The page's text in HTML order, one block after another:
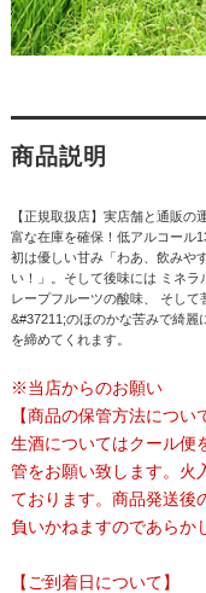
商品説明
【正規取扱店】実店舗と通販の
富な在庫を確保！低アルコール
初は優しい甘み「わあ、飲みや
い！」。そして後味には ミネラ
レープフルーツの酸味、 そして
&#37211;のほのかな苦みで綺麗
を締めてくれます。
※当店からのお願い
【商品の保管方法につい
生酒についてはクール便
管をお願い致します。火
ております。商品発送後
負いかねますのであらか
【ご到着日について】